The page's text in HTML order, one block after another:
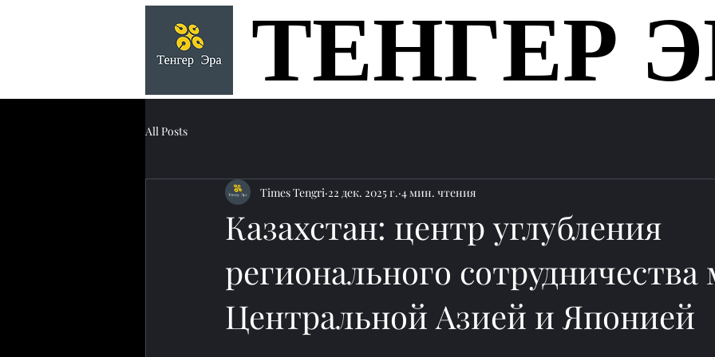
Главная
ТЕНГЕР
ТЕНГЕР
All Posts
Казахстан: центр углубления
регионального
Центральной Азией и Японией
Times Tengri 22 дек. 2025 г. 4 мин. чтения